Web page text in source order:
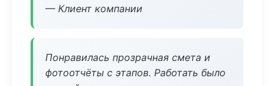
— Клиент компании
Понравилась прозрачная смета и
фотоотчёты с этапов. Работать было